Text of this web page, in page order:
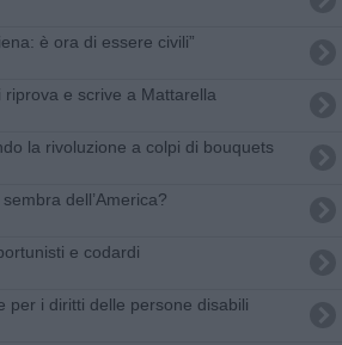
è ora di essere civili”
riprova e scrive a Mattarella
la rivoluzione a colpi di bouquets
dell’America?
e codardi
per i diritti delle persone disabili